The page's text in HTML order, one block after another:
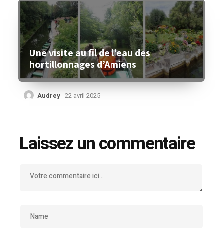
Une visite au fil de l’eau des
hortillonnages d’Amiens
Audrey 22 avril 2025
Laissez un commentaire